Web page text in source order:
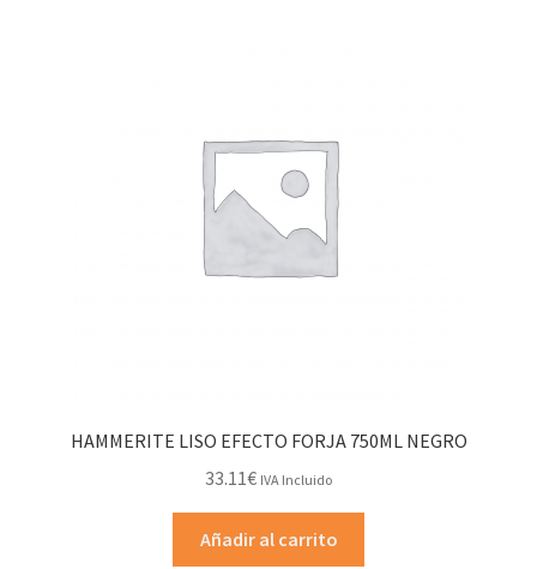
HAMMERITE LISO EFECTO FORJA 750ML NEGRO
33.11€ IVA Incluido
Añadir al carrito